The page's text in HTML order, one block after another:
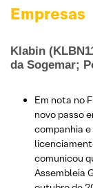
Empresas
Klabin
da Sogemar;
Em nota no
novo passo
companhia
comunicou
Assembleia